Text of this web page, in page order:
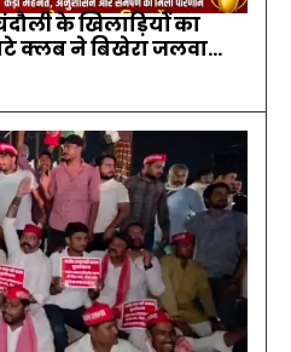
के खिलाड़ियों का
क्लब ने बिखेरा जलवा…